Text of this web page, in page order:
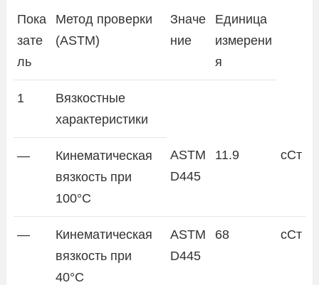
Пока
зате
ль
Метод проверки
(ASTM)
Значе
ние
Единица
измерени
я
1
Вязкостные
характеристики
—
Кинематическая
вязкость при
100°C
ASTM
D445
11.9 сСт
—
Кинематическая
вязкость при
40°C
ASTM
D445
68 сСт